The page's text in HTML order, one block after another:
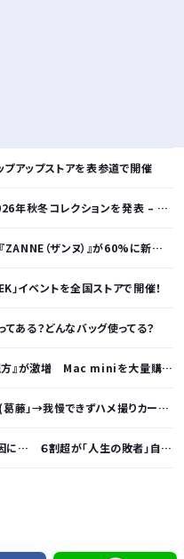
アップストアを表参道で開催
リトサルで織り上げたウールなど手仕事の美しさを現代的に昇華
規入店、モダン×エフォートレスなコレクションを展開
」イベントを全国ストアで開催！
ある？どんなバッグ使ってる？
増 Mac miniを大量購入しAIを従業員に
ずハメ撮りカーセックスして教員免許剥奪
… ６割超が「人生の敗者」自認か